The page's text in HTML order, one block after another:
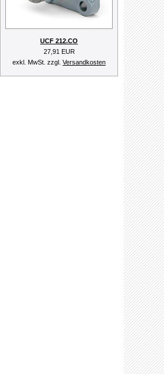
UCF 212.CO
27,91 EUR
exkl. MwSt. zzgl. Versandkosten